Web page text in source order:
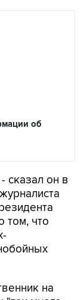
об
сказал он в
том, что
на